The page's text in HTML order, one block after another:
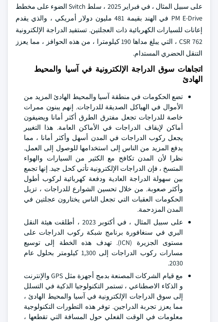
على سبيل المثال ، في فبراير 2025 ، سلط Svitch الضوء على مخطط
PM E-Drive في الهند بقيمة 481 مليون دولار أمريكي ، والذي يقدم
إعانات للسيارات الكهربائية ذات العجلتين. تستفيد الدراجة الإلكترونية
CSR 762 ، التي يبلغ مداها 190 كيلومترا ، من هذه الحوافز ، مما يعزز
التنقل الحضري المستدام.
اتجاهات سوق الدراجة الإلكترونية في آسيا والمحيط
الهادئ
تضع الحكومات في منطقة آسيا والمحيط الهادئ المزيد من
الأموال في الهياكل الصديقة للدراجات. إنهم يبنون ممرات
خاصة للدراجات تجعل مفترق الطرق أكثر أمانا ويضيفون
أماكن لإيقاف الدراجات في الأماكن العامة. هذا التغيير
يجعل ركوب الدراجات في المدن أسهل وأكثر أمانا ، مما
يدفع المزيد من الناس إلى استخدامها للوصول إلى العمل.
نظرا لأن المدن تكافح مع الكثير من السيارات والهواء
المتسخ ، فإن الدراجات الإلكترونية تأتي كحل جيد. إنها تجمع
بين سهولة الدراجة العادية ودفعة كهربائية لركوب أطول
وأكثر صعوبة. من خلال تحسين الشوارع للدراجات ، تزيل
الحكومات العقبات التي تجعل الناس يختارون عجلتين في
المدن المزدحمة.
على سبيل المثال ، في أكتوبر 2023 ، أطلقت هيئة النقل
البري في سنغافورة برنامج شبكة ركوب الدراجات على
مستوى الجزيرة (ICN). تهدف هذه الخطة إلى توسيع
مسارات ركوب الدراجات إلى 1,300 كيلومتر بحلول عام
2030.
مع قيام الشركات المصنعة بدمج أجهزة مثل GPS والإنترنت
و الذكاء الاصطناعي ، تستمر التكنولوجيا الذكية في التسلل
إلى سوق الدراجات الإلكترونية في آسيا والمحيط الهادئ ،
مما يعزز تجربة الدراجين. توفر هذه التطورات التكنولوجية
معلومات في الوقت الفعلي حول المسافة التي تقطعها ،